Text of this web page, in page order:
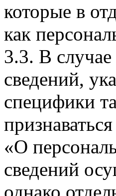
которые в
как
3.3. В
сведений,
специфики
«О
сведений